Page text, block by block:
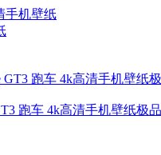
手机壁纸
跑车 4k高清手机壁纸极